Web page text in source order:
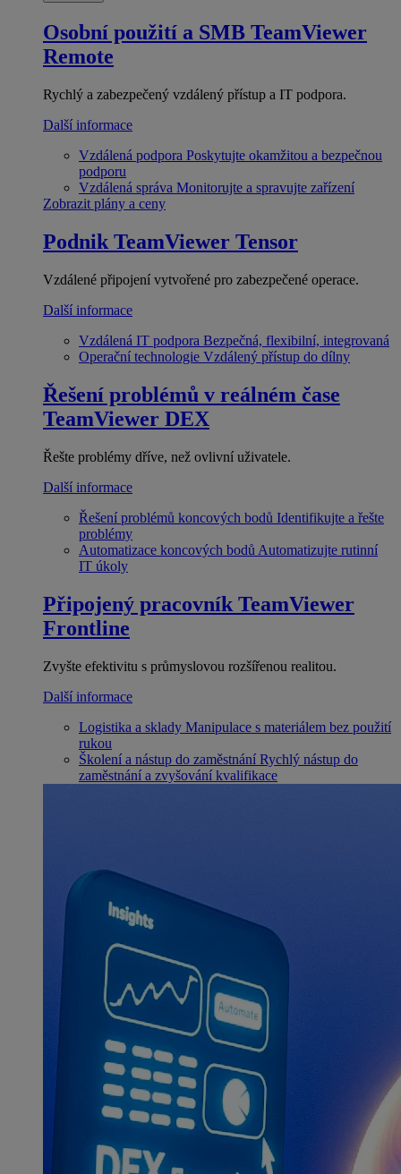
Osobní použití a SMB TeamViewer
Remote
Rychlý a zabezpečený vzdálený přístup a IT podpora.
Další informace
Vzdálená podpora Poskytujte okamžitou a bezpečnou
podporu
Vzdálená správa Monitorujte a spravujte zařízení
Zobrazit plány a ceny
Podnik TeamViewer Tensor
Vzdálené připojení vytvořené pro zabezpečené operace.
Další informace
Vzdálená IT podpora Bezpečná, flexibilní, integrovaná
Operační technologie Vzdálený přístup do dílny
Řešení problémů v reálném čase
TeamViewer DEX
Řešte problémy dříve, než ovlivní uživatele.
Další informace
Řešení problémů koncových bodů Identifikujte a řešte
problémy
Automatizace koncových bodů Automatizujte rutinní
IT úkoly
Připojený pracovník TeamViewer
Frontline
Zvyšte efektivitu s průmyslovou rozšířenou realitou.
Další informace
Logistika a sklady Manipulace s materiálem bez použití
rukou
Školení a nástup do zaměstnání Rychlý nástup do
zaměstnání a zvyšování kvalifikace